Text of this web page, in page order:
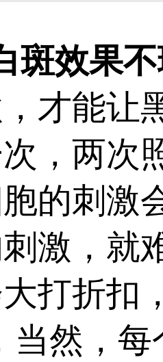
由经验
肤耐受
皮肤或过
疗，不可
效果不
才能让
，两次
的刺激
激，就
打折扣
然，